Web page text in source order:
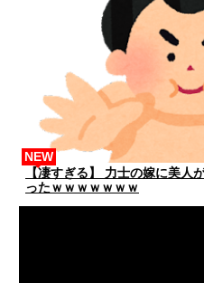
【凄すぎる】 力士の嫁に美
ったｗｗｗｗｗｗｗ
NEW